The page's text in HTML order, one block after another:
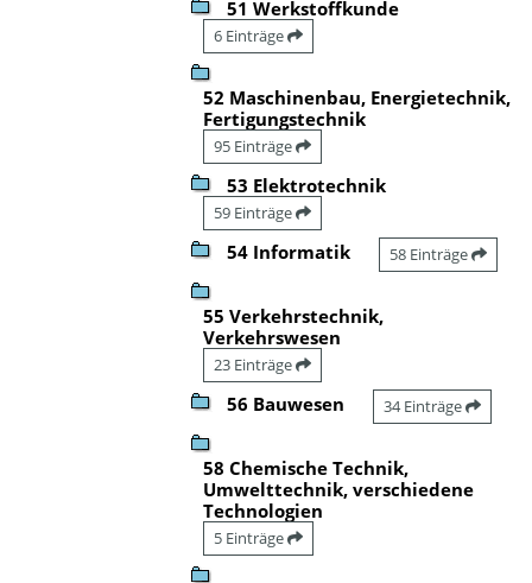
51 Werkstoffkunde
6 Einträge
52 Maschinenbau, Energietechnik,
Fertigungstechnik
95 Einträge
53 Elektrotechnik
59 Einträge
54 Informatik 58 Einträge
55 Verkehrstechnik,
Verkehrswesen
23 Einträge
56 Bauwesen 34 Einträge
58 Chemische Technik,
Umwelttechnik, verschiedene
Technologien
5 Einträge